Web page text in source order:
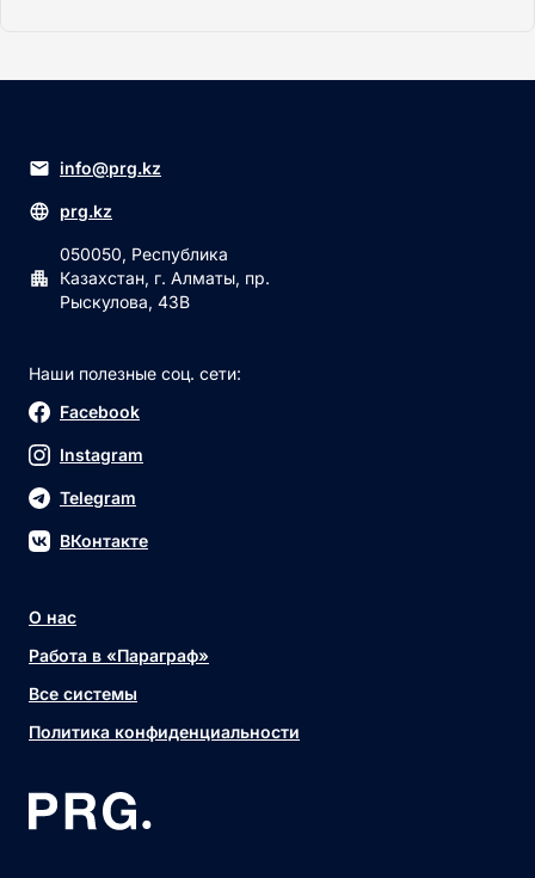
info@prg.kz
prg.kz
050050, Республика
Казахстан, г. Алматы, пр.
Рыскулова, 43В
Наши полезные соц. сети:
Facebook
Instagram
Telegram
ВКонтакте
О нас
Работа в «Параграф»
Все системы
Политика конфиденциальности